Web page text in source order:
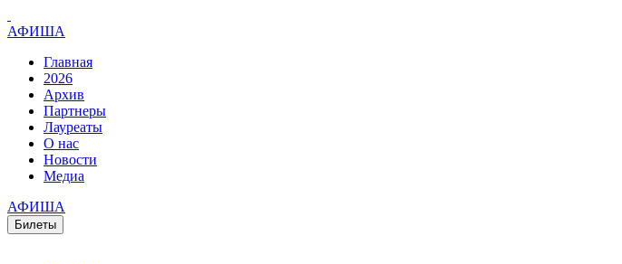
АФИША
Главная
2026
Архив
Партнеры
Лауреаты
О нас
Новости
Медиа
АФИША
Билеты